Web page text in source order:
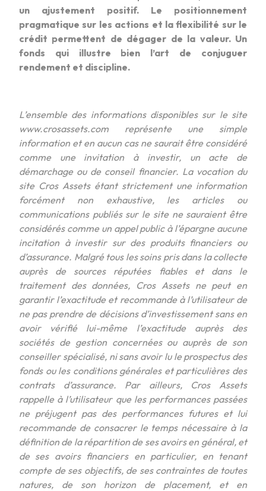
un ajustement positif. Le positionnement
pragmatique sur les actions et la flexibilité sur le
crédit permettent de dégager de la valeur. Un
fonds qui illustre bien l’art de conjuguer
rendement et discipline.
L’ensemble des informations disponibles sur le site
www.crosassets.com représente une simple
information et en aucun cas ne saurait être considéré
comme une invitation à investir, un acte de
démarchage ou de conseil financier. La vocation du
site Cros Assets étant strictement une information
forcément non exhaustive, les articles ou
communications publiés sur le site ne sauraient être
considérés comme un appel public à l’épargne aucune
incitation à investir sur des produits financiers ou
d’assurance. Malgré tous les soins pris dans la collecte
auprès de sources réputées fiables et dans le
traitement des données, Cros Assets ne peut en
garantir l’exactitude et recommande à l’utilisateur de
ne pas prendre de décisions d’investissement sans en
avoir vérifié lui-même l’exactitude auprès des
sociétés de gestion concernées ou auprès de son
conseiller spécialisé, ni sans avoir lu le prospectus des
fonds ou les conditions générales et particulières des
contrats d’assurance. Par ailleurs, Cros Assets
rappelle à l’utilisateur que les performances passées
ne préjugent pas des performances futures et lui
recommande de consacrer le temps nécessaire à la
définition de la répartition de ses avoirs en général, et
de ses avoirs financiers en particulier, en tenant
compte de ses objectifs, de ses contraintes de toutes
natures, de son horizon de placement, et en